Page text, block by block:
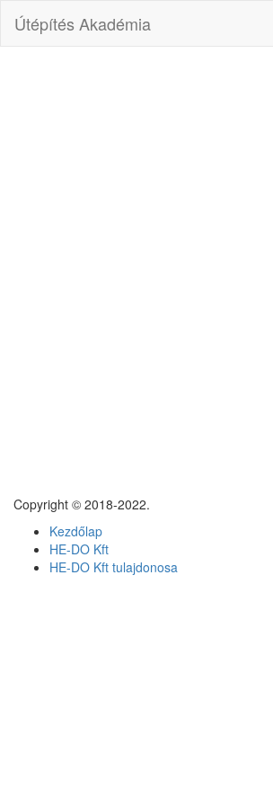
Útépítés Akadémia
Copyright © 2018-2022.
Kezdőlap
HE-DO Kft
HE-DO Kft tulajdonosa